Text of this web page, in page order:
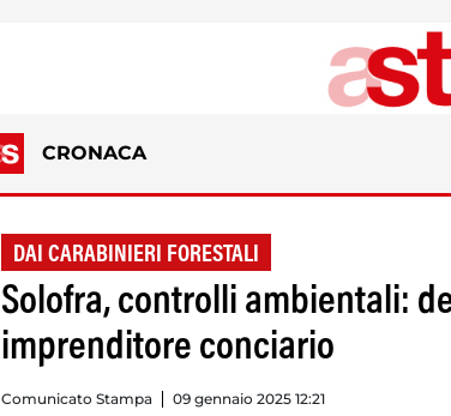
CRONACA
DAI CARABINIERI FORESTALI
Solofra, controlli ambientali:
imprenditore conciario
Comunicato Stampa 09 gennaio 2025 12:21